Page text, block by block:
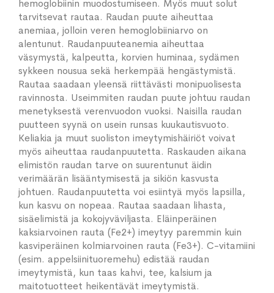
hemoglobiinin muodostumiseen. Myös muut solut
tarvitsevat rautaa. Raudan puute aiheuttaa
anemiaa, jolloin veren hemoglobiiniarvo on
alentunut. Raudanpuuteanemia aiheuttaa
väsymystä, kalpeutta, korvien huminaa, sydämen
sykkeen nousua sekä herkempää hengästymistä.
Rautaa saadaan yleensä riittävästi monipuolisesta
ravinnosta. Useimmiten raudan puute johtuu raudan
menetyksestä verenvuodon vuoksi. Naisilla raudan
puutteen syynä on usein runsas kuukautisvuoto.
Keliakia ja muut suoliston imeytymishäiriöt voivat
myös aiheuttaa raudanpuutetta. Raskauden aikana
elimistön raudan tarve on suurentunut äidin
verimäärän lisääntymisestä ja sikiön kasvusta
johtuen. Raudanpuutetta voi esiintyä myös lapsilla,
kun kasvu on nopeaa. Rautaa saadaan lihasta,
sisäelimistä ja kokojyväviljasta. Eläinperäinen
kaksiarvoinen rauta (Fe2+) imeytyy paremmin kuin
kasviperäinen kolmiarvoinen rauta (Fe3+). C-vitamiini
(esim. appelsiinituoremehu) edistää raudan
imeytymistä, kun taas kahvi, tee, kalsium ja
maitotuotteet heikentävät imeytymistä.